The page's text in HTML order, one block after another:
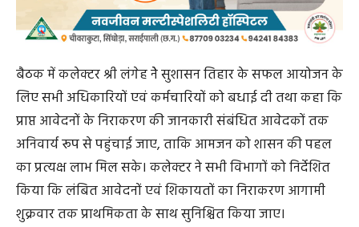
बैठक में कलेक्टर श्री लंगेह नेे सुशासन तिहार के सफल आयोजन के
लिए सभी अधिकारियों एवं कर्मचारियों को बधाई दी तथा कहा कि
प्राप्त आवेदनों के निराकरण की जानकारी संबंधित आवेदकों तक
अनिवार्य रूप से पहुंचाई जाए, ताकि आमजन को शासन की पहल
का प्रत्यक्ष लाभ मिल सके। कलेक्टर ने सभी विभागों को निर्देशित
किया कि लंबित आवेदनों एवं शिकायतों का निराकरण आगामी
शुक्रवार तक प्राथमिकता के साथ सुनिश्चित किया जाए।